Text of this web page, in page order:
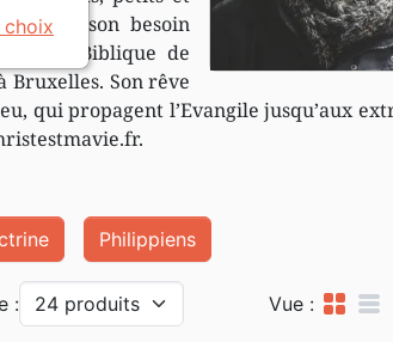
et de son besoin
Biblique de
Bruxelles. Son rêve
qui propagent l’Evangile jusqu’aux
Philippiens
: Vue : grid_view table_rows
choix